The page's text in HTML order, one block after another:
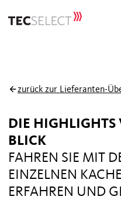
zurück zur Lieferanten-
DIE HIGHLIGHTS
BLICK
FAHREN SIE MIT
EINZELNEN
ERFAHREN UND